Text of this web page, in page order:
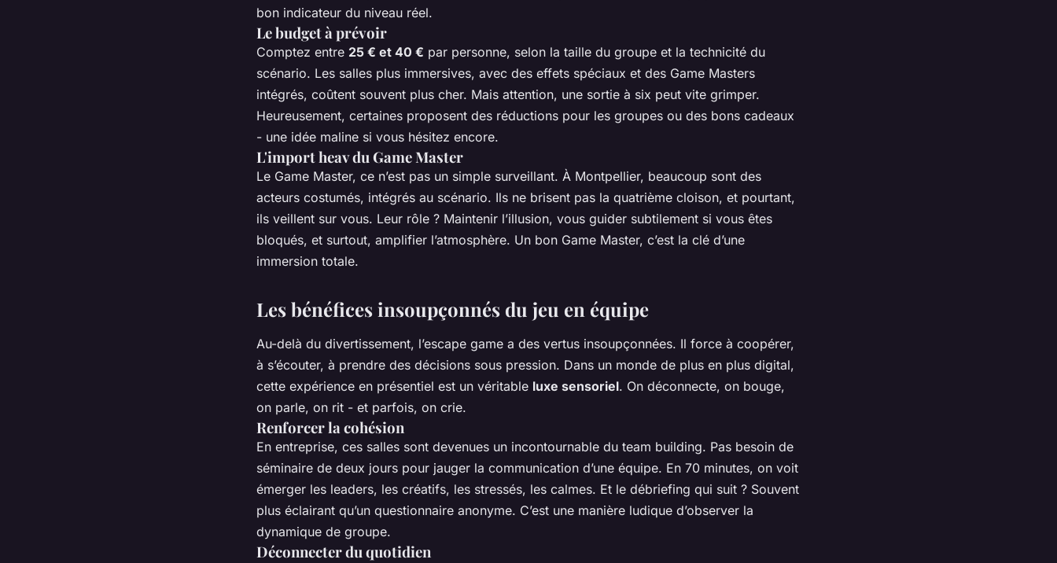
bon indicateur du niveau réel.
Le budget à prévoir
Comptez entre 25 € et 40 € par personne, selon la taille du groupe et la technicité du
scénario. Les salles plus immersives, avec des effets spéciaux et des Game Masters
intégrés, coûtent souvent plus cher. Mais attention, une sortie à six peut vite grimper.
Heureusement, certaines proposent des réductions pour les groupes ou des bons cadeaux
- une idée maline si vous hésitez encore.
L'import heav du Game Master
Le Game Master, ce n’est pas un simple surveillant. À Montpellier, beaucoup sont des
acteurs costumés, intégrés au scénario. Ils ne brisent pas la quatrième cloison, et pourtant,
ils veillent sur vous. Leur rôle ? Maintenir l’illusion, vous guider subtilement si vous êtes
bloqués, et surtout, amplifier l’atmosphère. Un bon Game Master, c’est la clé d’une
immersion totale.
Les bénéfices insoupçonnés du jeu en équipe
Au-delà du divertissement, l’escape game a des vertus insoupçonnées. Il force à coopérer,
à s’écouter, à prendre des décisions sous pression. Dans un monde de plus en plus digital,
cette expérience en présentiel est un véritable luxe sensoriel. On déconnecte, on bouge,
on parle, on rit - et parfois, on crie.
Renforcer la cohésion
En entreprise, ces salles sont devenues un incontournable du team building. Pas besoin de
séminaire de deux jours pour jauger la communication d’une équipe. En 70 minutes, on voit
émerger les leaders, les créatifs, les stressés, les calmes. Et le débriefing qui suit ? Souvent
plus éclairant qu’un questionnaire anonyme. C’est une manière ludique d’observer la
dynamique de groupe.
Déconnecter du quotidien